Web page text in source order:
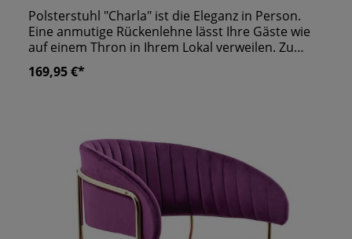
Polsterstuhl "Charla" ist die Eleganz in Person.
Eine anmutige Rückenlehne lässt Ihre Gäste wie
auf einem Thron in Ihrem Lokal verweilen. Zu
diesem königlichen Look tragen die caroartigen
Muster auf dem Polster bei. Die hinteren
Buchenholz wirkt luxuriös.
169,95 €*